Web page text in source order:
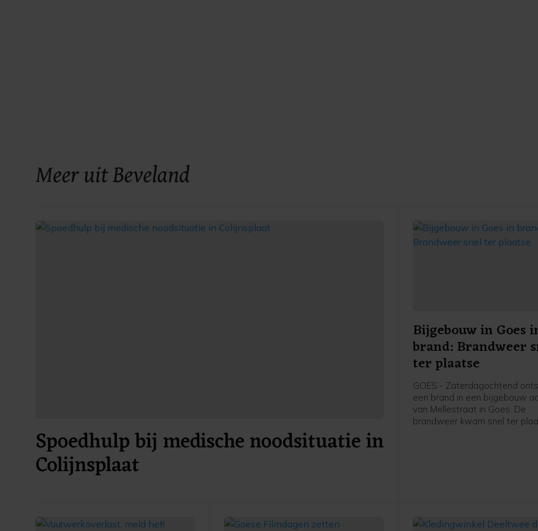
Meer uit Beveland
Spoedhulp bij medische noodsituatie in
Colijnsplaat
Bijgebouw in Goes
brand: Brandweer
ter plaatse
GOES - Zaterdagochtend
een brand in een bijgebouw
van Mellestraat in Goes. De
brandweer kwam snel ter